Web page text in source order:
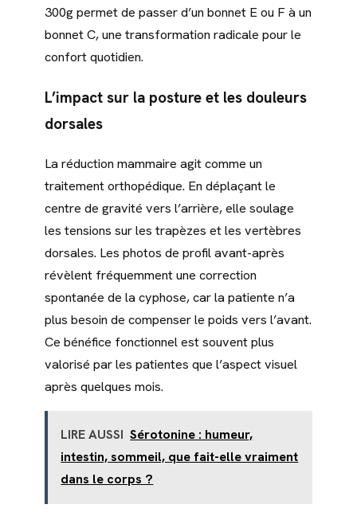
300g permet de passer d’un bonnet E ou F à un
bonnet C, une transformation radicale pour le
confort quotidien.
L’impact sur la posture et les douleurs
dorsales
La réduction mammaire agit comme un
traitement orthopédique. En déplaçant le
centre de gravité vers l’arrière, elle soulage
les tensions sur les trapèzes et les vertèbres
dorsales. Les photos de profil avant-après
révèlent fréquemment une correction
spontanée de la cyphose, car la patiente n’a
plus besoin de compenser le poids vers l’avant.
Ce bénéfice fonctionnel est souvent plus
valorisé par les patientes que l’aspect visuel
après quelques mois.
LIRE AUSSI Sérotonine : humeur,
intestin, sommeil, que fait-elle vraiment
dans le corps ?